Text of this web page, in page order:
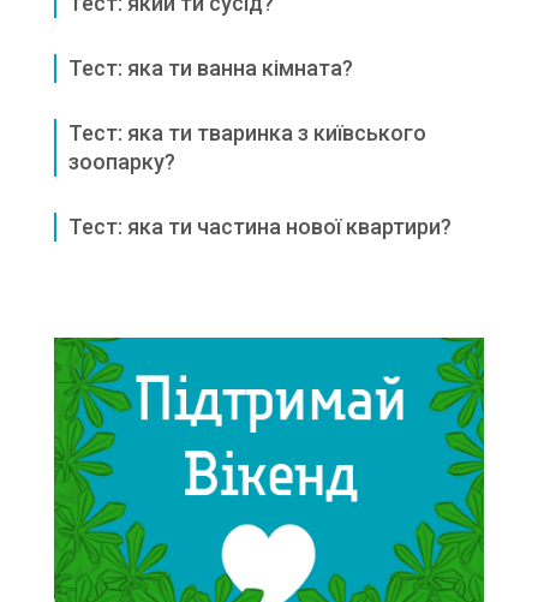
Тест: яка ти ванна кімната?
Тест: яка ти тваринка з київського
зоопарку?
Тест: яка ти частина нової квартири?